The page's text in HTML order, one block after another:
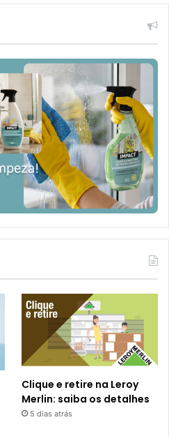
Clique e retire na Leroy
Merlin: saiba os detalhes
5 dias atrás